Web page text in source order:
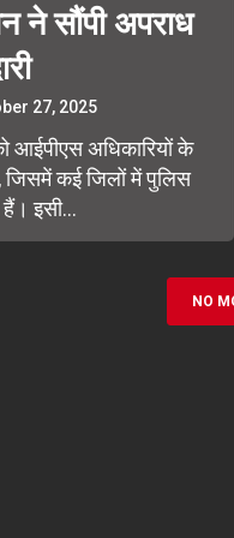
ने सौंपी अपराध
27, 2025
आईपीएस अधिकारियों के
जिसमें कई जिलों में पुलिस
इसी...
NO